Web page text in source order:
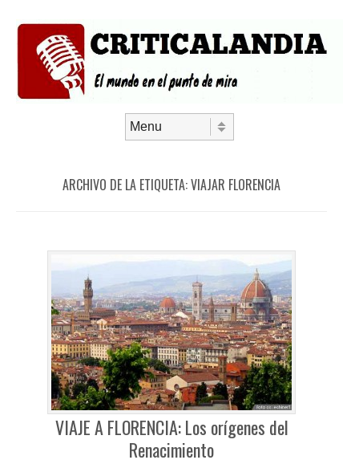
ARCHIVO DE LA ETIQUETA:VIAJAR FLORENCIA
VIAJE A FLORENCIA: Los orígenes del
Renacimiento